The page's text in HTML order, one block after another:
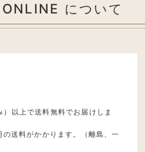
について
以上で送料無料でお届けしま
送料がかかります。（離島、一